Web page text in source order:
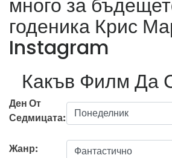
годеника Крис
Instagram
Какъв Филм Да
Ден От
Седмицата:
Жанр: